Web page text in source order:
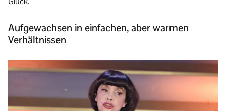
Aufgewachsen in einfachen, aber warmen
Verhältnissen